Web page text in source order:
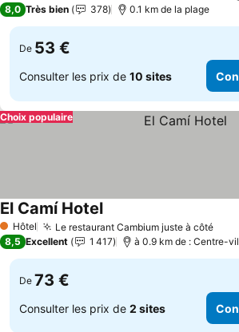
8,0 Très bien 378 0.1 km de la plage
De 53 €
Consulter les prix de 10 sites
Choix populaire
1 Étoiles
Hôtel Le restaurant Cambium juste à côté
El Camí HotelConsulter les prix
8,5 Excellent 1 417 à 0.9 km de : Centre-
De 73 €
Consulter les prix de 2 sites